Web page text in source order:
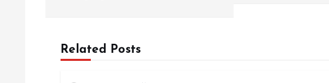
Related Posts